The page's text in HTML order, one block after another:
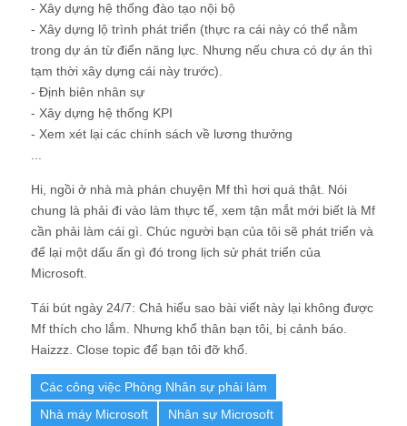
- Xây dựng hệ thống đào tạo nội bộ
- Xây dựng lộ trình phát triển (thực ra cái này có thể nằm
trong dự án từ điển năng lực. Nhưng nếu chưa có dự án thì
tạm thời xây dựng cái này trước).
- Định biên nhân sự
- Xây dựng hệ thống KPI
- Xem xét lại các chính sách về lương thưởng
Hi, ngồi ở nhà mà phán chuyện Mf thì hơi quá thật. Nói
chung là phải đi vào làm thực tế, xem tận mắt mới biết là Mf
cần phải làm cái gì. Chúc người bạn của tôi sẽ phát triển và
để lại một dấu ấn gì đó trong lịch sử phát triển của
Microsoft.
Tái bút ngày 24/7: Chả hiểu sao bài viết này lại không được
Mf thích cho lắm. Nhưng khổ thân bạn tôi, bị cảnh báo.
Haizzz. Close topic để bạn tôi đỡ khổ.
Các công việc Phòng Nhân sự phải làm
Nhà máy Microsoft
Nhân sự Microsoft